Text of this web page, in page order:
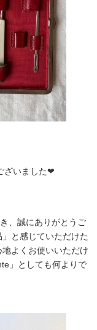
ざいました❤
、誠にありがとうご
と感じていただけた
よくお使いいただけ
」としても何よりで